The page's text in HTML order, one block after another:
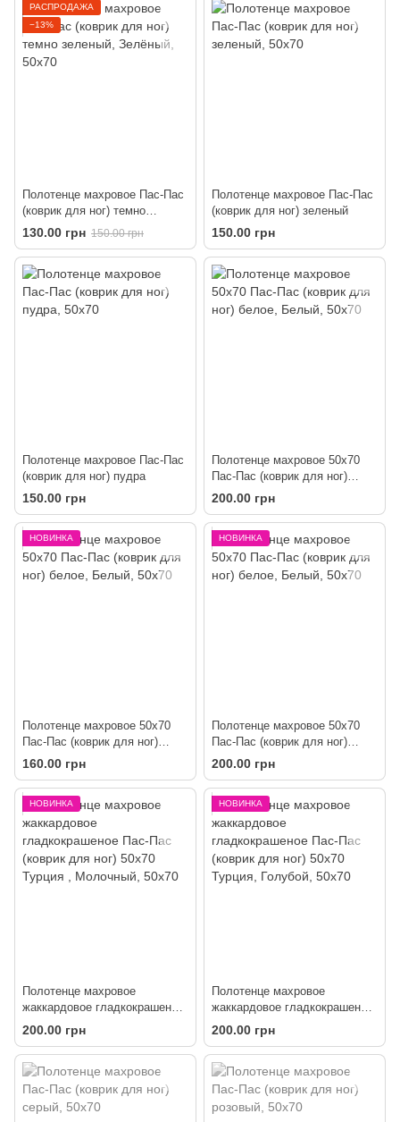
РАСПРОДАЖА
−13%
Полотенце махровое Пас-Пас
(коврик для ног) темно
зеленый
130.00 грн 150.00 грн
Полотенце махровое Пас-Пас
(коврик для ног) зеленый
150.00 грн
Полотенце махровое Пас-Пас
(коврик для ног) пудра
150.00 грн
Полотенце махровое 50х70
Пас-Пас (коврик для ног)
белое
200.00 грн
НОВИНКА
Полотенце махровое 50х70
Пас-Пас (коврик для ног)
белое
160.00 грн
НОВИНКА
Полотенце махровое 50х70
Пас-Пас (коврик для ног)
белое
200.00 грн
НОВИНКА
Полотенце махровое
жаккардовое гладкокрашеное
Пас-Пас (коврик для ног)
50х70 Турция
200.00 грн
НОВИНКА
Полотенце махровое
жаккардовое гладкокрашеное
Пас-Пас (коврик для ног)
50х70 Турция
200.00 грн